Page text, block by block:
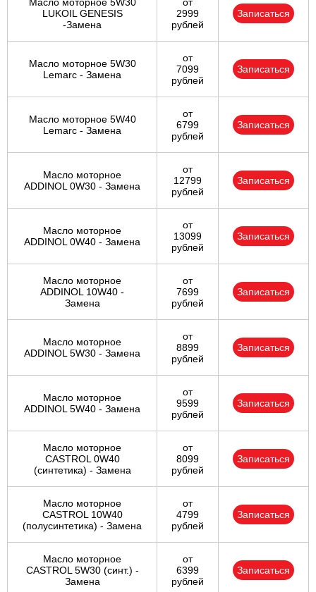
Масло моторное 5W30
LUKOIL GENESIS
-Замена
от
2999
рублей
Записаться
Масло моторное 5W30
Lemarc - Замена
от
7099
рублей
Записаться
Масло моторное 5W40
Lemarc - Замена
от
6799
рублей
Записаться
Масло моторное
ADDINOL 0W30 - Замена
от
12799
рублей
Записаться
Масло моторное
ADDINOL 0W40 - Замена
от
13099
рублей
Записаться
Масло моторное
ADDINOL 10W40 -
Замена
от
7699
рублей
Записаться
Масло моторное
ADDINOL 5W30 - Замена
от
8899
рублей
Записаться
Масло моторное
ADDINOL 5W40 - Замена
от
9599
рублей
Записаться
Масло моторное
CASTROL 0W40
(синтетика) - Замена
от
8099
рублей
Записаться
Масло моторное
CASTROL 10W40
(полусинтетика) - Замена
от
4799
рублей
Записаться
Масло моторное
CASTROL 5W30 (синт.) -
Замена
от
6399
рублей
Записаться